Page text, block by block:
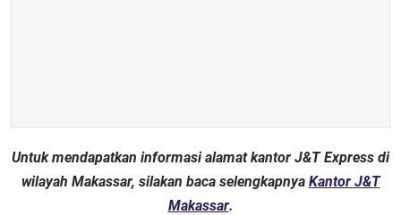
Untuk mendapatkan informasi alamat kantor J&T Express di
wilayah Makassar, silakan baca selengkapnya Kantor J&T
Makassar.